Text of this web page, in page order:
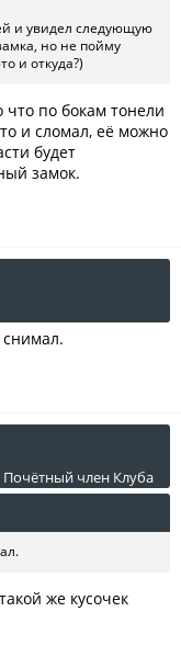
и увидел следующую
но не пойму
и откуда?)
по бокам тонели
и сломал, еë можно
будет
замок.
Почётный член Клуба
же кусочек